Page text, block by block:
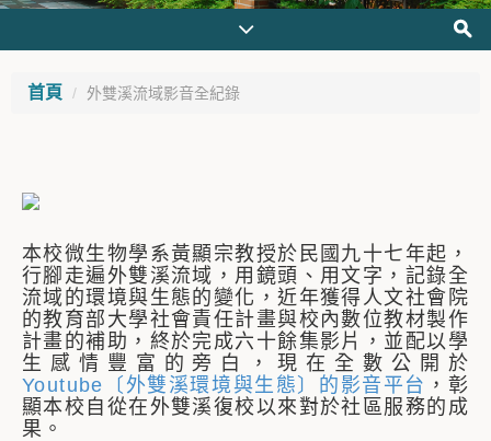
首頁 外雙溪流域影音全紀錄
本校微生物學系黃顯宗教授於民國九十七年起，
行腳走遍外雙溪流域，用鏡頭、用文字，記錄全
流域的環境與生態的變化，近年獲得人文社會院
的教育部大學社會責任計畫與校內數位教材製作
計畫的補助，終於完成六十餘集影片，並配以學
生感情豐富的旁白，現在全數公開於
Youtube〔外雙溪環境與生態〕的影音平台 ，彰
顯本校自從在外雙溪復校以來對於社區服務的成
果。